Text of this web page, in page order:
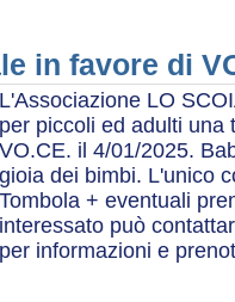
in favore di
L'Associazione LO
per piccoli ed adulti una
VO.CE. il 4/01/2025.
gioia dei bimbi. L'unico
Tombola + eventuali
interessato può
per informazioni e